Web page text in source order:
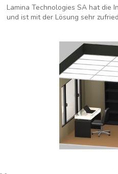
Lamina Technologies SA hat die
und ist mit der Lösung sehr